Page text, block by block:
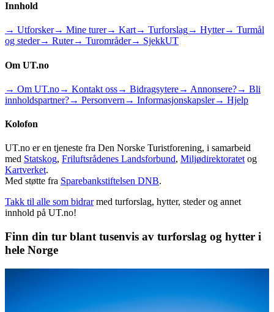
Innhold
→ Utforsker→ Mine turer→ Kart→ Turforslag→ Hytter→ Turmål
og steder→ Ruter→ Turområder→ SjekkUT
Om UT.no
→ Om UT.no→ Kontakt oss→ Bidragsytere→ Annonsere?→ Bli
innholdspartner?→ Personvern → Informasjonskapsler→ Hjelp
Kolofon
UT.no er en tjeneste fra Den Norske Turistforening, i samarbeid
med Statskog, Friluftsrådenes Landsforbund, Miljødirektoratet og
Kartverket.
Med støtte fra Sparebankstiftelsen DNB.
Takk til alle som bidrar med turforslag, hytter, steder og annet
innhold på UT.no!
Finn din tur blant tusenvis av turforslag og hytter i
hele Norge